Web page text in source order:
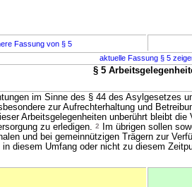
Fassung von § 5
aktuelle Fassung § 5
§ 5
im Sinne des § 44 des Asylgesetzes
zur Aufrechterhaltung und
Arbeitsgelegenheiten unberührt bleibt
zu erledigen. 2
Im übrigen sollen
und bei gemeinnützigen Trägern zur
diesem Umfang oder nicht zu diesem